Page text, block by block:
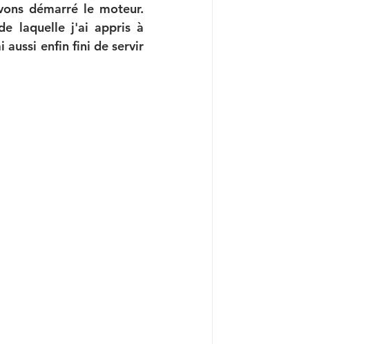
démarré le moteur.
laquelle j'ai appris à
aussi enfin fini de servir